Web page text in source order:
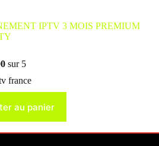
IPTV 3 MOIS PREMIUM
sur 5
france
au panier